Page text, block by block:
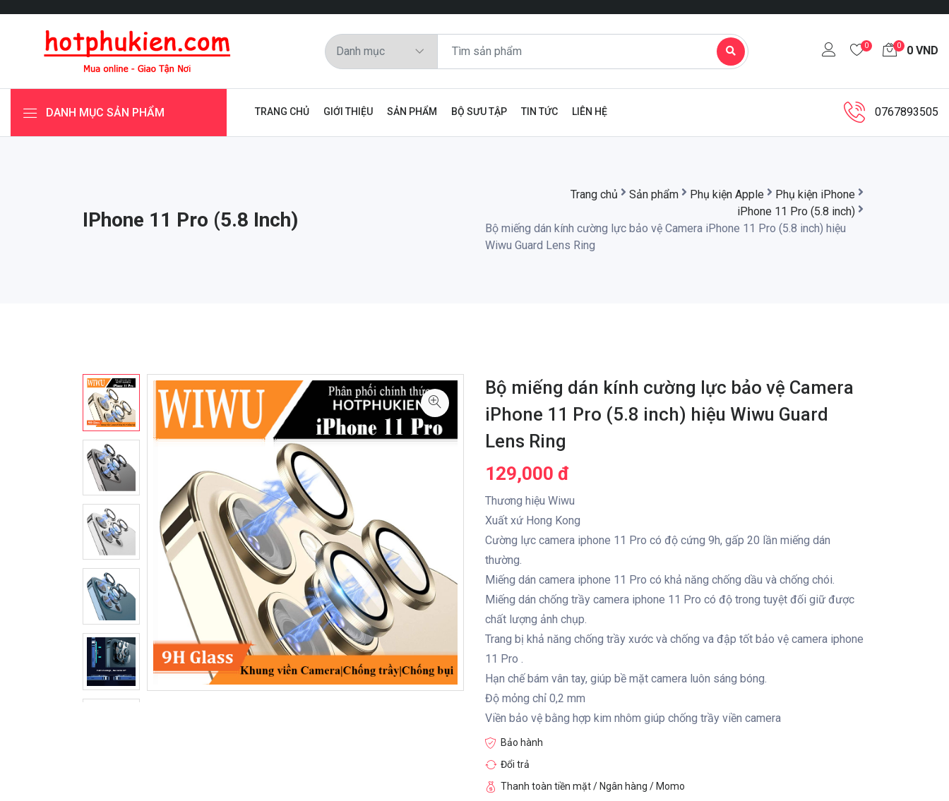
0 0 0 VND
DANH MỤC SẢN PHẨM TRANG CHỦ GIỚI THIỆU SẢN PHẨM BỘ SƯU TẬP TIN TỨC LIÊN HỆ 0767893505
IPhone 11 Pro (5.8 Inch)
Trang chủ Sản phẩm Phụ kiện Apple
Phụ kiện iPhone
iPhone 11 Pro (5.8 inch)
Bộ miếng dán kính cường lực bảo vệ Camera iPhone 11 Pro (5.8 inch) hiệu
Wiwu Guard Lens Ring
Bộ miếng dán kính cường lực bảo vệ Camera
iPhone 11 Pro (5.8 inch) hiệu Wiwu Guard
Lens Ring
129,000 đ
Thương hiệu Wiwu
Xuất xứ Hong Kong
Cường lực camera iphone 11 Pro có độ cứng 9h, gấp 20 lần miếng dán
thường.
Miếng dán camera iphone 11 Pro có khả năng chống dầu và chống chói.
Miếng dán chống trầy camera iphone 11 Pro có độ trong tuyệt đối giữ được
chất lượng ảnh chụp.
Trang bị khả năng chống trầy xước và chống va đập tốt bảo vệ camera iphone
11 Pro .
Hạn chế bám vân tay, giúp bề mặt camera luôn sáng bóng.
Độ mỏng chỉ 0,2 mm
Viền bảo vệ bằng hợp kim nhôm giúp chống trầy viền camera
Bảo hành
Đổi trả
Thanh toàn tiền mặt / Ngân hàng / Momo